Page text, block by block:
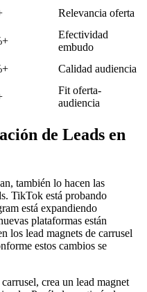
Relevancia oferta
Efectividad
embudo
Calidad audiencia
Fit oferta-
audiencia
de Leads en
también lo hacen las
TikTok está probando
está expandiendo
plataformas están
los lead magnets de carrusel
estos cambios se
crea un lead magnet